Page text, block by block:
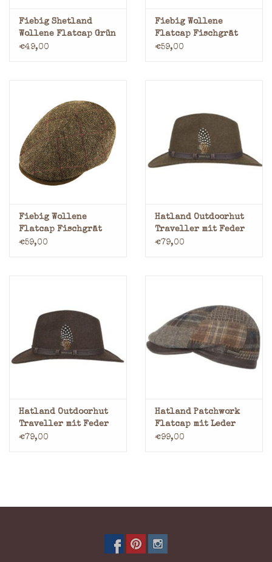
Fiebig Shetland
Wollene Flatcap Grün
€49,00
Fiebig Wollene
Flatcap Fischgrät
Braun
€59,00
Fiebig Wollene
Flatcap Fischgrät
Beige
€59,00
Hatland Outdoorhut
Traveller mit Feder
Olivgrün
€79,00
Hatland Outdoorhut
Traveller mit Feder
Braun
€79,00
Hatland Patchwork
Flatcap mit Leder
Peak
€99,00